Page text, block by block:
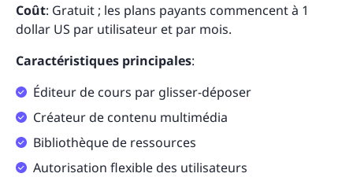
Coût: Gratuit ; les plans payants commencent à 1
dollar US par utilisateur et par mois.
Caractéristiques principales:
Éditeur de cours par glisser-déposer
Créateur de contenu multimédia
Bibliothèque de ressources
Autorisation flexible des utilisateurs